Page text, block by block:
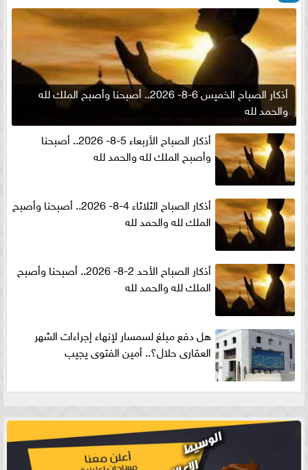
أذكار الصباح الخميس 6-8- 2026.. أصبحنا وأصبح الملك لله
والحمد لله
أذكار الصباح الأربعاء 5-8- 2026.. أصبحنا
وأصبح الملك لله والحمد لله
أذكار الصباح الثلاثاء 4-8- 2026.. أصبحنا وأصبح
الملك لله والحمد لله
أذكار الصباح الأحد 2-8- 2026.. أصبحنا وأصبح
الملك لله والحمد لله
هل دفع مبلغ لسمسار لإنهاء إجراءات الشهر
العقارى حلال؟.. أمين الفتوى يجيب